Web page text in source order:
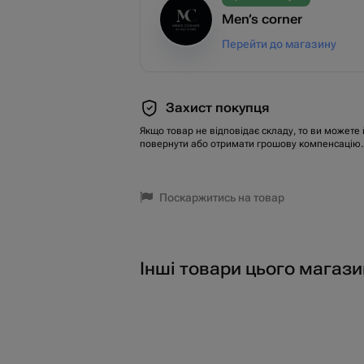
Men’s corner
Перейти до магазину
Захист покупця
Якщо товар не відповідає складу, то ви можете
повернути або отримати грошову компенсацію.
Поскаржитись на товар
Інші товари цього